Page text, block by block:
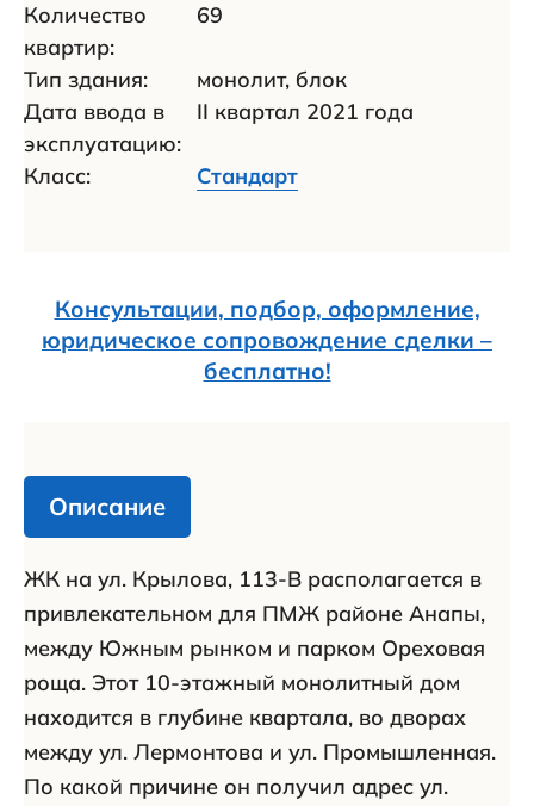
Количество
квартир:
69
Тип здания:
монолит, блок
Дата ввода в
эксплуатацию:
II квартал 2021 года
Класс: Стандарт
Консультации, подбор, оформление,
юридическое сопровождение сделки –
бесплатно!
Описание
ЖК на ул. Крылова, 113-В располагается в
привлекательном для ПМЖ районе Анапы,
между Южным рынком и парком Ореховая
роща. Этот 10-этажный монолитный дом
находится в глубине квартала, во дворах
между ул. Лермонтова и ул. Промышленная.
По какой причине он получил адрес ул.